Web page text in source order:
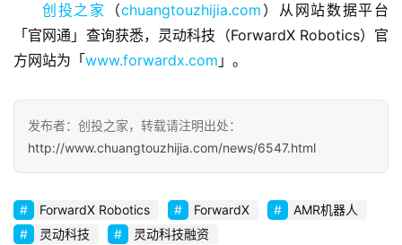
道
业
观
察
创
企
创投之家 （chuangtouzhijia.com ）从网站数据平台
「官网通」查询获悉，灵动科技（ForwardX Robotics）官
方网站为「www.forwardx.com 」。
发布者：创投之家，转载请注明出处：
http://www.chuangtouzhijia.com/news/6547.html
ForwardX Robotics ForwardX
AMR机器人
灵动科技
灵动科技融资